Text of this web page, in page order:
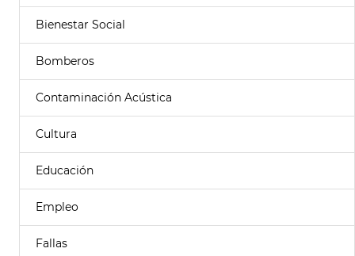
Bienestar Social
Bomberos
Contaminación Acústica
Cultura
Educación
Empleo
Fallas